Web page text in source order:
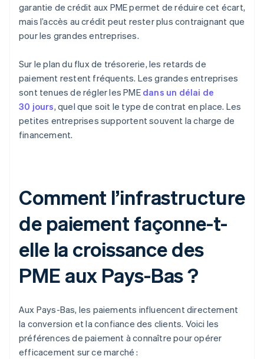
garantie de crédit aux PME permet de réduire cet écart,
mais l’accès au crédit peut rester plus contraignant que
pour les grandes entreprises.
Sur le plan du flux de trésorerie, les retards de
paiement restent fréquents. Les grandes entreprises
sont tenues de régler les PME dans un délai de
30 jours, quel que soit le type de contrat en place. Les
petites entreprises supportent souvent la charge de
financement.
Comment l’infrastructure
de paiement façonne-t-
elle la croissance des
PME aux Pays-Bas ?
Aux Pays-Bas, les paiements influencent directement
la conversion et la confiance des clients. Voici les
préférences de paiement à connaître pour opérer
efficacement sur ce marché :